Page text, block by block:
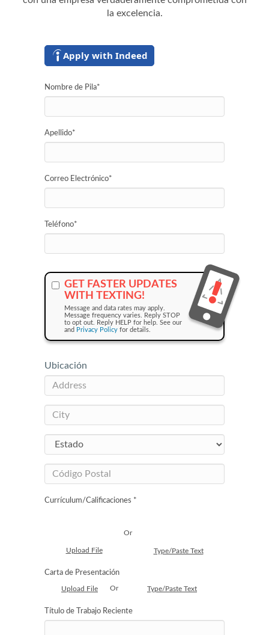
la excelencia.
Apply with Indeed
Nombre de Pila*
Apellido*
Correo Electrónico*
Teléfono*
GET FASTER UPDATES
WITH TEXTING!
Message and data rates may apply.
Message frequency varies. Reply STOP
to opt out. Reply HELP for help. See our
and Privacy Policy for details.
Ubicación
Currículum/Calificaciones *
Upload File
Or
Type/Paste Text
Carta de Presentación
Upload File Or Type/Paste Text
Título de Trabajo Reciente